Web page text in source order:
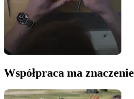
Współpraca ma znaczenie